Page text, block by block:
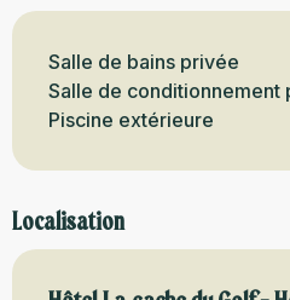
Salle de bains privée
Salle de conditionnement
Piscine extérieure
Localisation